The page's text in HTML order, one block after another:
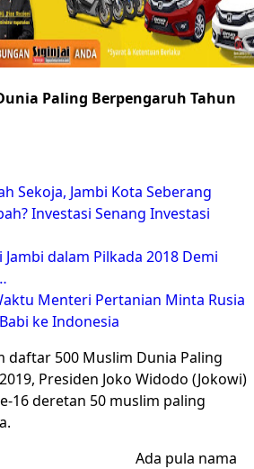
Paling Berpengaruh Tahun
Sekoja, Jambi Kota Seberang
Investasi Senang Investasi
Jambi dalam Pilkada 2018 Demi
Menteri Pertanian Minta Rusia
ke Indonesia
daftar 500 Muslim Dunia Paling
Presiden Joko Widodo (Jokowi)
16 deretan 50 muslim paling
Ada pula nama